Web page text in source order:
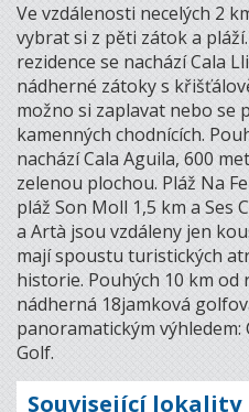
Ve vzdálenosti necelých 2
vybrat si z pěti zátok a
rezidence se nachází Cala
nádherné zátoky s
možno si zaplavat nebo se
kamenných chodnících.
nachází Cala Aguila, 600
zelenou plochou. Pláž Na
pláž Son Moll 1,5 km a Ses
a Artà jsou vzdáleny jen
mají spoustu turistických
historie. Pouhých 10 km od
nádherná 18jamková
panoramatickým výhledem:
Golf.
Související lokality